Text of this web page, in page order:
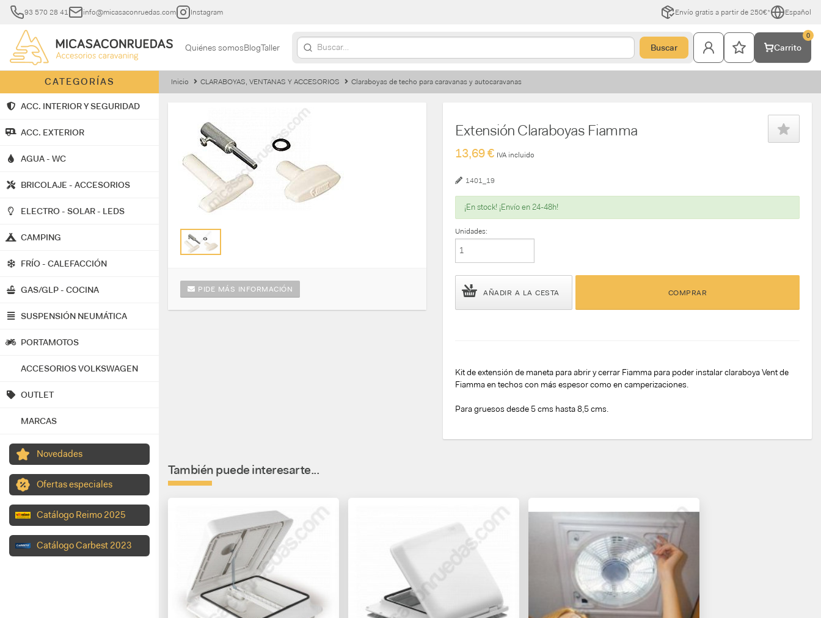
93 570 28 41 info@micasaconruedas.com Instagram Envío gratis a partir de 250€* Español
Quiénes somosBlogTaller Buscar Carrito
0
CATEGORÍAS
ACC. INTERIOR Y SEGURIDAD
ACC. EXTERIOR
AGUA - WC
BRICOLAJE - ACCESORIOS
ELECTRO - SOLAR - LEDS
CAMPING
FRÍO - CALEFACCIÓN
GAS/GLP - COCINA
SUSPENSIÓN NEUMÁTICA
PORTAMOTOS
ACCESORIOS VOLKSWAGEN
OUTLET
MARCAS
Novedades
Ofertas especiales
Catálogo Reimo 2025
Catálogo Carbest 2023
Inicio CLARABOYAS, VENTANAS Y ACCESORIOS Claraboyas de techo para caravanas y autocaravanas
PIDE MÁS INFORMACIÓN
Extensión Claraboyas Fiamma
13,69 € IVA incluido
1401_19
¡En stock! ¡Envío en 24-48h!
Unidades:
AÑADIR A LA CESTA COMPRAR
Kit de extensión de maneta para abrir y cerrar Fiamma para poder instalar claraboya Vent de
Fiamma en techos con más espesor como en camperizaciones.
Para gruesos desde 5 cms hasta 8,5 cms.
También puede interesarte...